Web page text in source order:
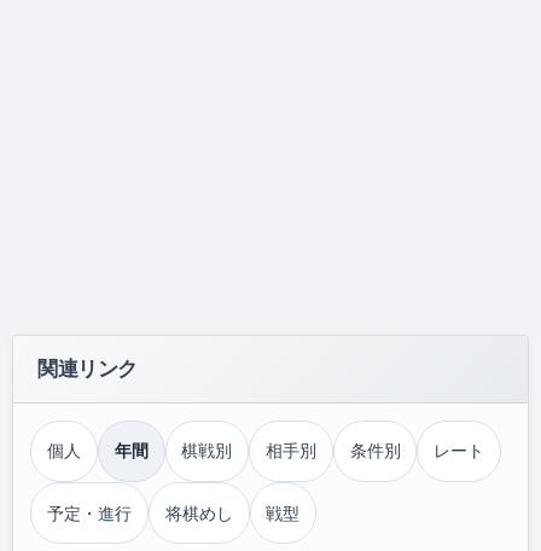
関連リンク
個人 年間 棋戦別 相手別 条件別 レート
予定・進行 将棋めし 戦型